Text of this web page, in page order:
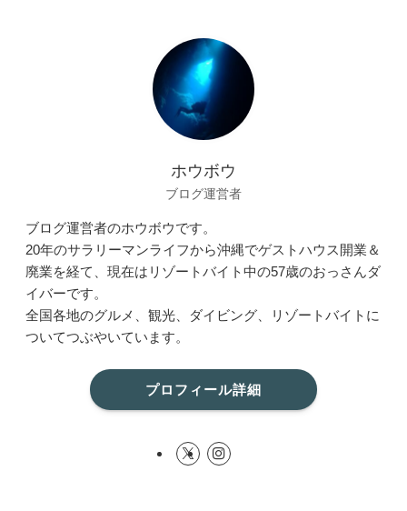
ホウボウ
ブログ運営者
ブログ運営者のホウボウです。
20年のサラリーマンライフから沖縄でゲストハウス開業＆
廃業を経て、現在はリゾートバイト中の57歳のおっさんダ
イバーです。
全国各地のグルメ、観光、ダイビング、リゾートバイトに
ついてつぶやいています。
プロフィール詳細